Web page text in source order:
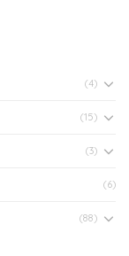
(4)
(15)
(3)
(6)
(88)